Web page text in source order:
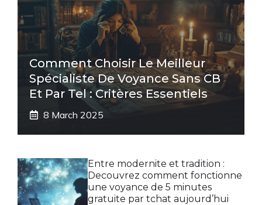
Comment Choisir Le Meilleur
Spécialiste De Voyance Sans CB
Et Par Tel : Critères Essentiels
8 March 2025
Entre modernite et tradition :
Decouvrez comment fonctionne
une voyance de 5 minutes
gratuite par tchat aujourd’hui